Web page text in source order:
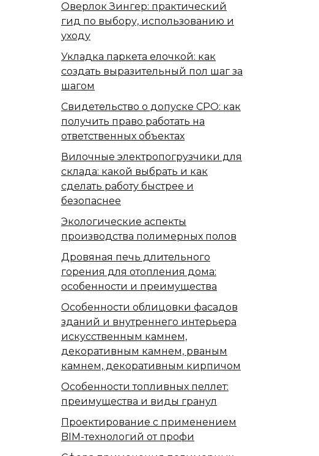
Оверлок Зингер: практический
гид по выбору, использованию и
уходу
Укладка паркета елочкой: как
создать выразительный пол шаг за
шагом
Свидетельство о допуске СРО: как
получить право работать на
ответственных объектах
Вилочные электропогрузчики для
склада: какой выбрать и как
сделать работу быстрее и
безопаснее
Экологические аспекты
производства полимерных полов
Дровяная печь длительного
горения для отопления дома:
особенности и преимущества
Особенности облицовки фасадов
зданий и внутреннего интерьера
искусственным камнем,
декоративным камнем, рваным
камнем, декоративным кирпичом
Особенности топливных пеллет:
преимущества и виды гранул
Проектирование с применением
BIM-технологий от профи